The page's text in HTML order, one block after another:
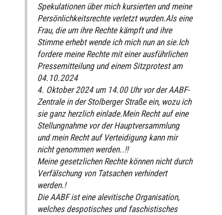
Spekulationen über mich kursierten und meine
Persönlichkeitsrechte verletzt wurden.Als eine
Frau, die um ihre Rechte kämpft und ihre
Stimme erhebt wende ich mich nun an sie.Ich
fordere meine Rechte mit einer ausführlichen
Pressemitteilung und einem Sitzprotest am
04.10.2024
4. Oktober 2024 um 14.00 Uhr vor der AABF-
Zentrale in der Stolberger Straße ein, wozu ich
sie ganz herzlich einlade.Mein Recht auf eine
Stellungnahme vor der Hauptversammlung
und mein Recht auf Verteidigung kann mir
nicht genommen werden..!!
Meine gesetzlichen Rechte können nicht durch
Verfälschung von Tatsachen verhindert
werden.!
Die AABF ist eine alevitische Organisation,
welches despotisches und faschistisches